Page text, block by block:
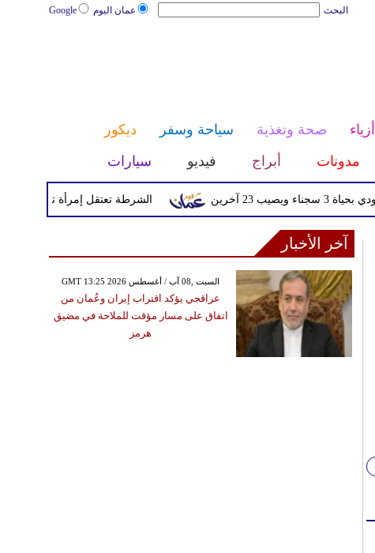
عمان اليوم Google البحث
أزياء صحة وتغذية سياحة وسفر
ديكور
مدونات أبراج فيديو سيارات
الشرطة تعتقل إمرأة تم القبض عليها
آخر الأخبار
GMT 13:25 2026 السبت ,08 آب / أغسطس
عراقجي يؤكد اقتراب إيران وعُمان من
اتفاق على مسار مؤقت للملاحة في مضيق
هرمز